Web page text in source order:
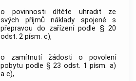
o povinnosti dítěte uhradit ze
svých příjmů náklady spojené s
přepravou do zařízení podle § 20
odst. 2 písm. c),
o zamítnutí žádosti o povolení
pobytu podle § 23 odst. 1 písm. a)
a c),